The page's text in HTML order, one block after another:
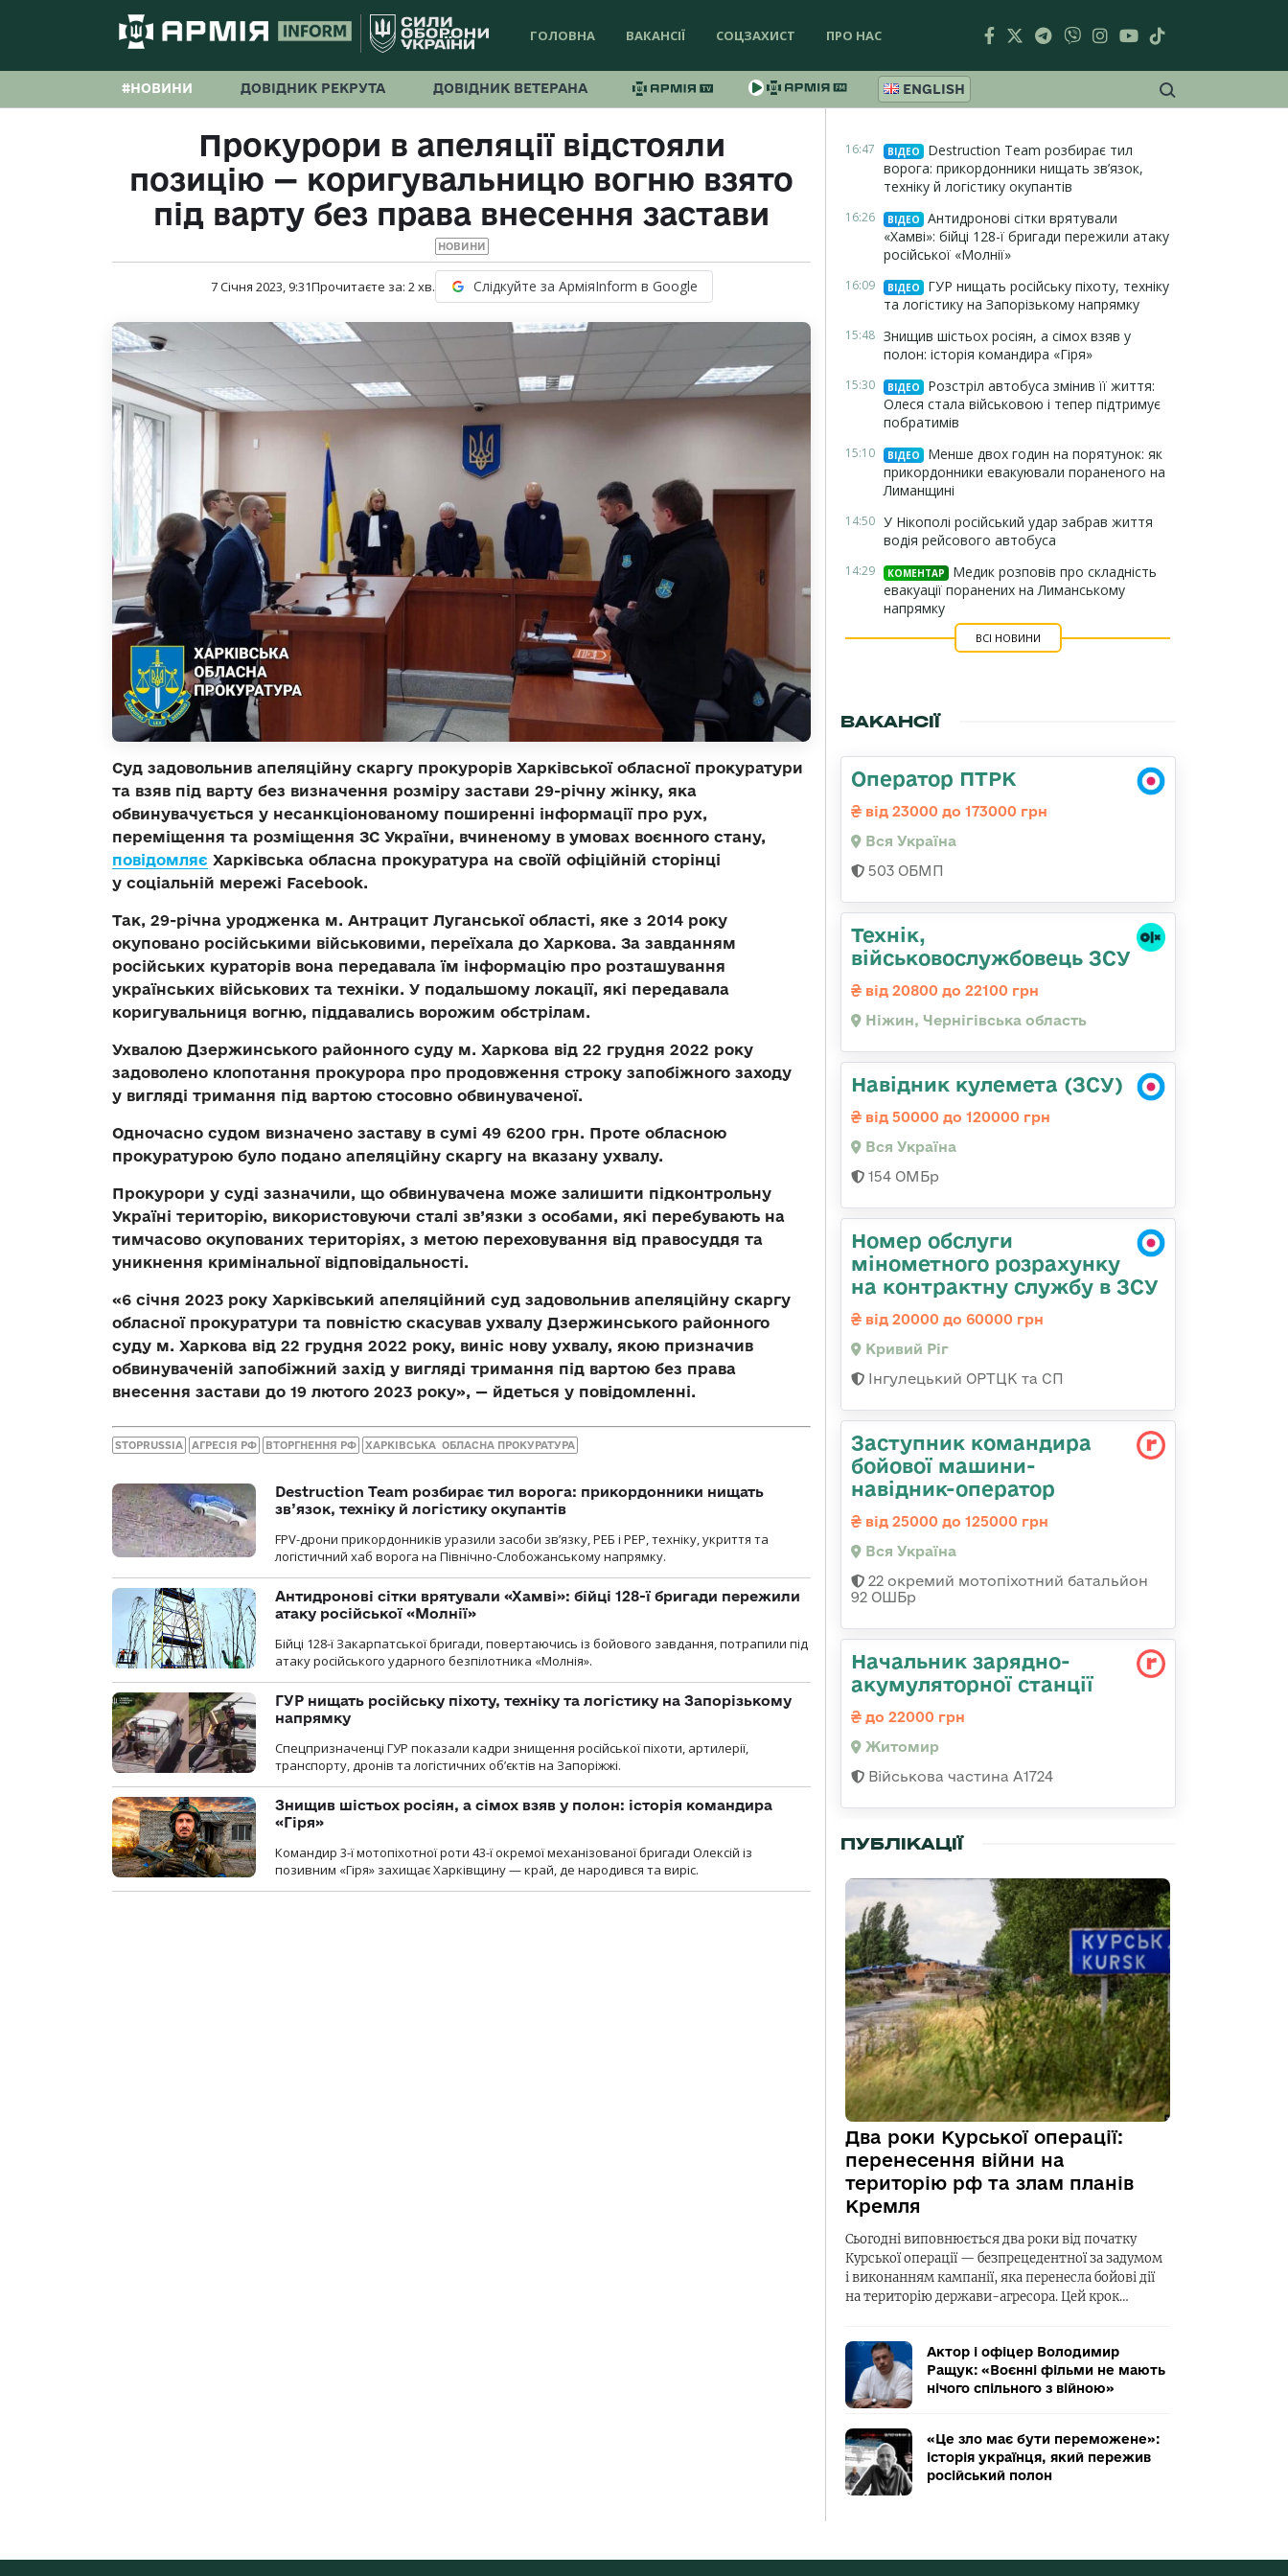
ГОЛОВНА ВАКАНСІЇ СОЦЗАХИСТ ПРО НАС
#НОВИНИ ДОВІДНИК РЕКРУТА ДОВІДНИК ВЕТЕРАНА ENGLISH
Прокурори в апеляції відстояли
позицію — коригувальницю вогню взято
під варту без права внесення застави
НОВИНИ
7 Січня 2023, 9:31Прочитаєте за: 2хв. Слідкуйте за АрміяInform в Google
Суд задовольнив апеляційну скаргу прокурорів Харківської обласної прокуратури
та взяв під варту без визначення розміру застави 29-річну жінку, яка
обвинувачується у несанкціонованому поширенні інформації про рух,
переміщення та розміщення ЗС України, вчиненому в умовах воєнного стану,
повідомляє Харківська обласна прокуратура на своїй офіційній сторінці
у соціальній мережі Facebook.
Так, 29-річна уродженка м. Антрацит Луганської області, яке з 2014 року
окуповано російськими військовими, переїхала до Харкова. За завданням
російських кураторів вона передавала їм інформацію про розташування
українських військових та техніки. У подальшому локації, які передавала
коригувальниця вогню, піддавались ворожим обстрілам.
Ухвалою Дзержинського районного суду м. Харкова від 22 грудня 2022 року
задоволено клопотання прокурора про продовження строку запобіжного заходу
у вигляді тримання під вартою стосовно обвинуваченої.
Одночасно судом визначено заставу в сумі 49 6200 грн. Проте обласною
прокуратурою було подано апеляційну скаргу на вказану ухвалу.
Прокурори у суді зазначили, що обвинувачена може залишити підконтрольну
Україні територію, використовуючи сталі зв’язки з особами, які перебувають на
тимчасово окупованих територіях, з метою переховування від правосуддя та
уникнення кримінальної відповідальності.
«6 січня 2023 року Харківський апеляційний суд задовольнив апеляційну скаргу
обласної прокуратури та повністю скасував ухвалу Дзержинського районного
суду м. Харкова від 22 грудня 2022 року, виніс нову ухвалу, якою призначив
обвинуваченій запобіжний захід у вигляді тримання під вартою без права
внесення застави до 19 лютого 2023 року», — йдеться у повідомленні.
STOPRUSSIA АГРЕСІЯ РФ ВТОРГНЕННЯ РФ ХАРКІВСЬКА ОБЛАСНА ПРОКУРАТУРА
Destruction Team розбирає тил ворога: прикордонники нищать
зв’язок, техніку й логістику окупантів
FPV-дрони прикордонників уразили засоби зв’язку, РЕБ і РЕР, техніку, укриття та
логістичний хаб ворога на Північно-Слобожанському напрямку.
Антидронові сітки врятували «Хамві»: бійці 128-ї бригади пережили
атаку російської «Молнії»
Бійці 128-ї Закарпатської бригади, повертаючись із бойового завдання, потрапили під
атаку російського ударного безпілотника «Молнія».
ГУР нищать російську піхоту, техніку та логістику на Запорізькому
напрямку
Спецпризначенці ГУР показали кадри знищення російської піхоти, артилерії,
транспорту, дронів та логістичних об’єктів на Запоріжжі.
Знищив шістьох росіян, а сімох взяв у полон: історія командира
«Гіря»
Командир 3-ї мотопіхотної роти 43-ї окремої механізованої бригади Олексій із
позивним «Гіря» захищає Харківщину — край, де народився та виріс.
16:47 ВІДЕО
Destruction Team розбирає тил
ворога: прикордонники нищать зв’язок,
техніку й логістику окупантів
16:26 ВІДЕО
Антидронові сітки врятували
«Хамві»: бійці 128-ї бригади пережили атаку
російської «Молнії»
16:09 ВІДЕО
ГУР нищать російську піхоту, техніку
та логістику на Запорізькому напрямку
15:48 Знищив шістьох росіян, а сімох взяв у
полон: історія командира «Гіря»
15:30 ВІДЕО
Розстріл автобуса змінив її життя:
Олеся стала військовою і тепер підтримує
побратимів
15:10 ВІДЕО
Менше двох годин на порятунок: як
прикордонники евакуювали пораненого на
Лиманщині
14:50 У Нікополі російський удар забрав життя
водія рейсового автобуса
14:29 КОМЕНТАР
Медик розповів про складність
евакуації поранених на Лиманському
напрямку
ВСІ НОВИНИ
ВАКАНСІЇ
Оператор ПТРК
від 23000 до 173000 грн
Вся Україна
503 ОБМП
Технік,
військовослужбовець ЗСУ
від 20800 до 22100 грн
Ніжин, Чернігівська область
Навідник кулемета (ЗСУ)
від 50000 до 120000 грн
Вся Україна
154 ОМБр
Номер обслуги
мінометного розрахунку
на контрактну службу в ЗСУ
від 20000 до 60000 грн
Кривий Ріг
Інгулецький ОРТЦК та СП
Заступник командира
бойової машини-
навідник-оператор
від 25000 до 125000 грн
Вся Україна
22 окремий мотопіхотний батальйон
92 ОШБр
Начальник зарядно-
акумуляторної станції
до 22000 грн
Житомир
Військова частина А1724
ПУБЛІКАЦІЇ
Два роки Курської операції:
перенесення війни на
територію рф та злам планів
Кремля
Сьогодні виповнюється два роки від початку
Курської операції — безпрецедентної за задумом
і виконанням кампанії, яка перенесла бойові дії
на територію держави-агресора. Цей крок…
Актор і офіцер Володимир
Ращук: «Воєнні фільми не мають
нічого спільного з війною»
«Це зло має бути переможене»:
історія українця, який пережив
російський полон